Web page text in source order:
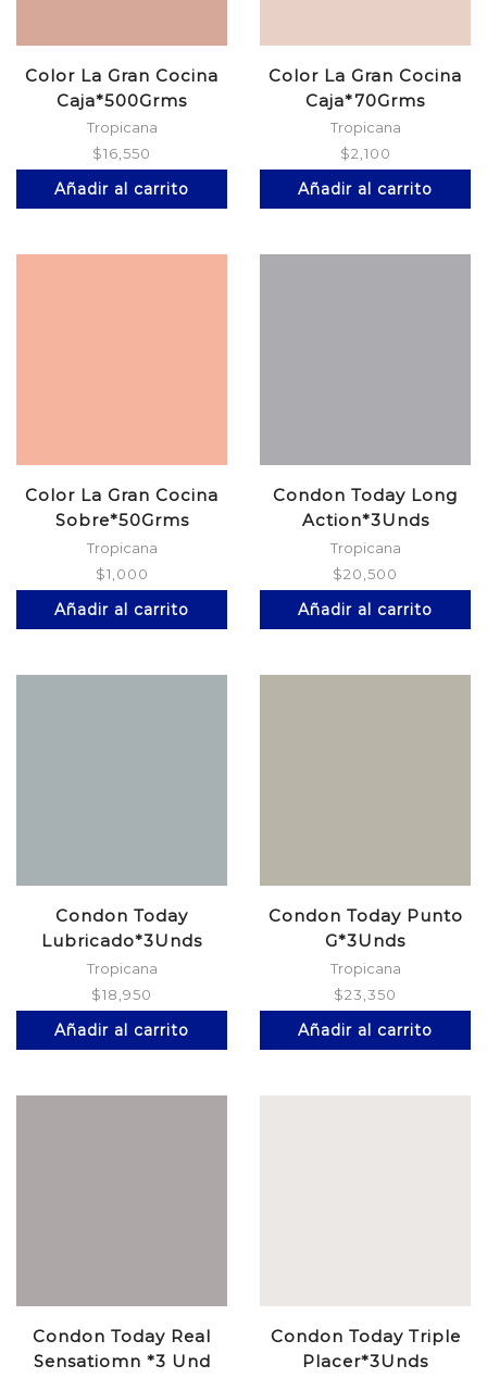
Color La Gran Cocina
Caja*500Grms
Tropicana
$16,550
Añadir al carrito
Color La Gran Cocina
Caja*70Grms
Tropicana
$2,100
Añadir al carrito
Color La Gran Cocina
Sobre*50Grms
Tropicana
$1,000
Añadir al carrito
Condon Today Long
Action*3Unds
Tropicana
$20,500
Añadir al carrito
Condon Today
Lubricado*3Unds
Tropicana
$18,950
Añadir al carrito
Condon Today Punto
G*3Unds
Tropicana
$23,350
Añadir al carrito
Condon Today Real
Sensatiomn *3 Und
Condon Today Triple
Placer*3Unds